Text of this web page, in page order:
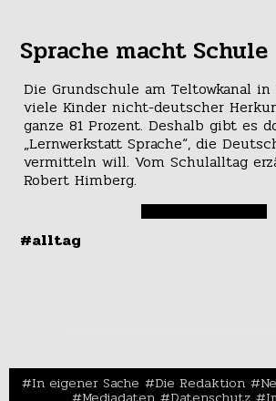
Sprache macht Schule
Die Grundschule am Teltowkanal
viele Kinder nicht-deutscher
ganze 81 Prozent. Deshalb gibt es
„Lernwerkstatt Sprache“, die
vermitteln will. Vom Schulalltag
Robert Himberg.
#alltag
In eigener Sache Die Redaktion